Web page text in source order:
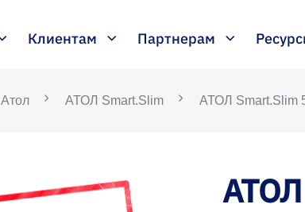
Клиентам Партнерам
Атол АТОЛ Smart.Slim АТОЛ Smart.Slim